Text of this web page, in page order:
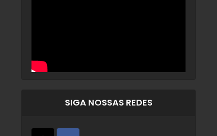
SIGA NOSSAS REDES